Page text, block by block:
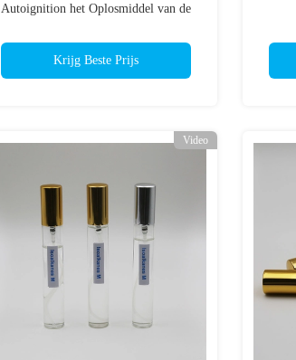
Autoignition het Oplosmiddel van de
Krijg Beste Prijs
Video